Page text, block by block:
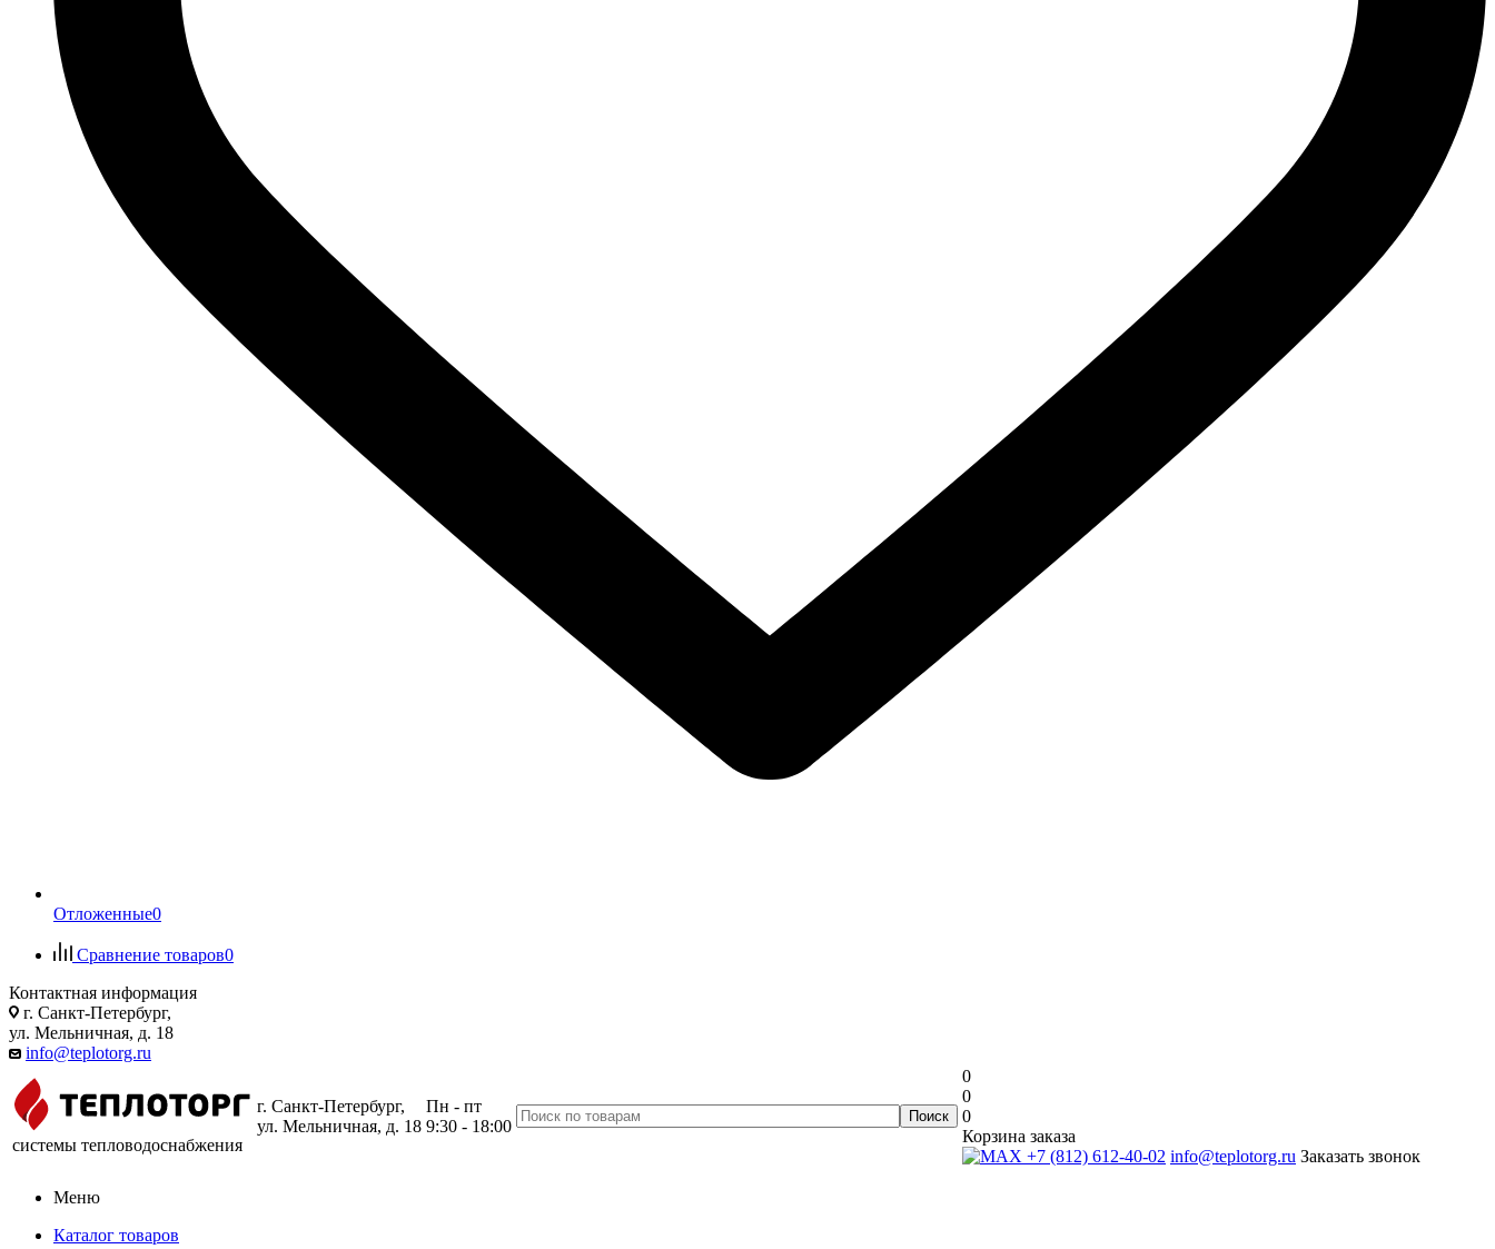
Отложенные0
Сравнение товаров0
Контактная информация
г. Санкт-Петербург,
ул. Мельничная, д. 18
info@teplotorg.ru
системы тепловодоснабжения
г. Санкт-Петербург,
ул. Мельничная, д. 18
Пн - пт
9:30 - 18:00
0
0
0
Корзина заказа
+7 (812) 612-40-02 info@teplotorg.ru Заказать звонок
Меню
Каталог товаров